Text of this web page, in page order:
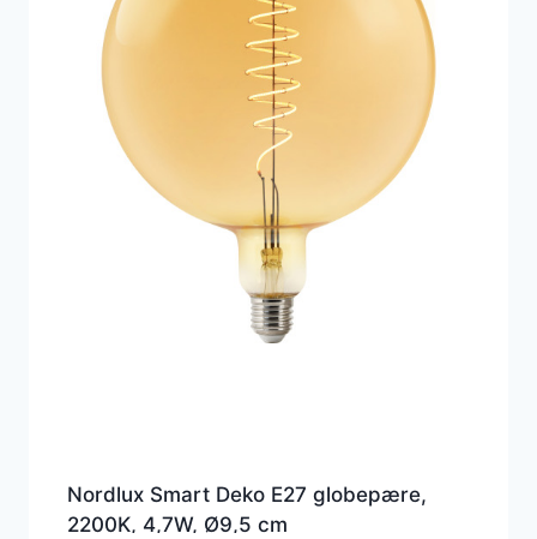
Nordlux Smart Deko E27 globepære,
2200K, 4,7W, Ø9,5 cm